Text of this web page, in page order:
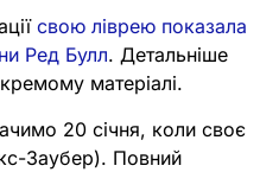
свою ліврею показала
Ред Булл. Детальніше
матеріалі.
20 січня, коли своє
Заубер). Повний